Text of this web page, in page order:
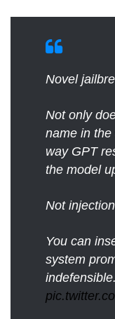
Novel
Not only
name in
way GPT
the model
Not
You can
system
indefensible.